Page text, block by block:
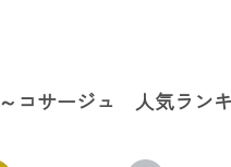
～コサージュ 人気ラン